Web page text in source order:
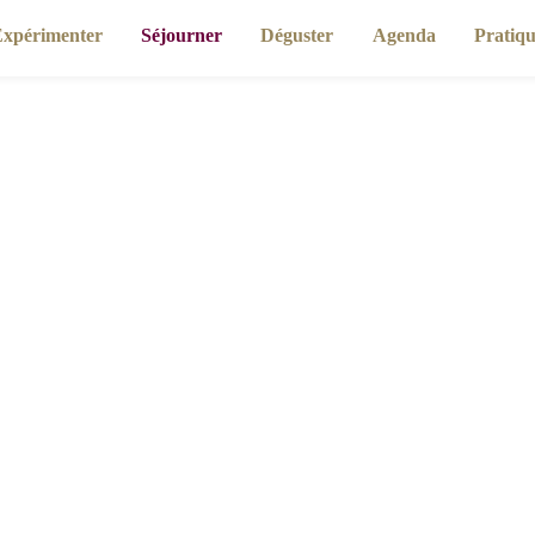
Séjourner Déguster Agenda